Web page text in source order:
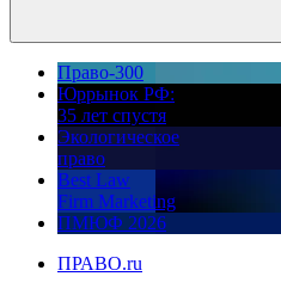
Право-300
Юррынок РФ:
35 лет спустя
Экологическое
право
Best Law
Firm Marketing
ПМЮФ 2026
ПРАВО.ru